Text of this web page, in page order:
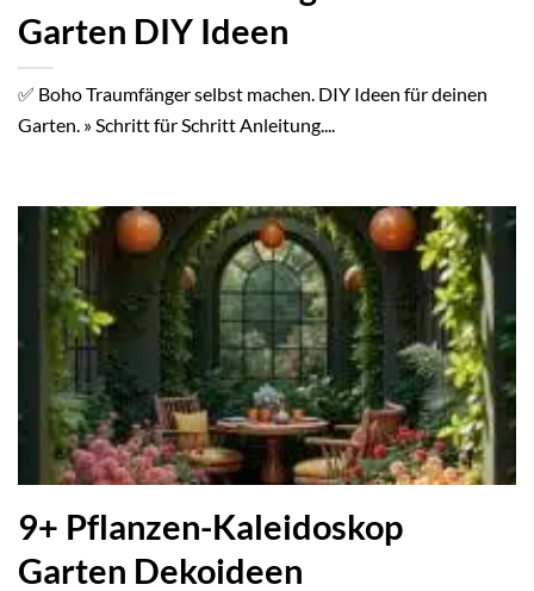
Garten DIY Ideen
✅ Boho Traumfänger selbst machen. DIY Ideen für deinen
Garten. » Schritt für Schritt Anleitung....
9+ Pflanzen-Kaleidoskop
Garten Dekoideen